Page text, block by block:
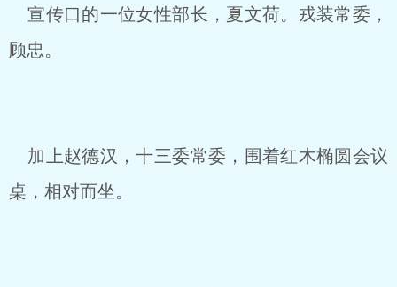
宣传口的一位女性部长，夏文荷。戎装常委，
顾忠。
加上赵德汉，十三委常委，围着红木椭圆会议
桌，相对而坐。